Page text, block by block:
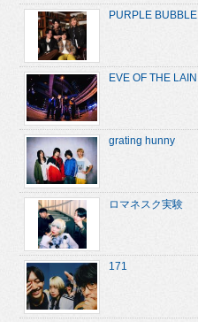
PURPLE BUBBLE
EVE OF THE LAIN
grating hunny
ロマネスク実験
171